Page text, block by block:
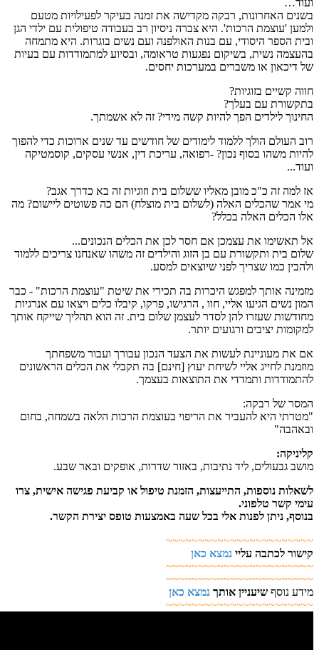
ועוד…
בשנים האחרונות, רבקה מקדישה את זמנה בעיקר לפעילויות מטעם
ולמען 'עוצמת הרכות'. היא צברה ניסיון רב בעבודה טיפולית עם ילדי הגן
ובית הספר היסודי, עם בנות האולפנה ועם נשים בוגרות. היא מתמחה
בהעצמה נשית, בשיקום נפגעות טראומה, ובסיוע למתמודדות עם בעיות
של דיכאון או משברים במערכות יחסים.
חווה קשיים בזוגיות?
בתקשורת עם בעלך?
החינוך לילדים הפך להיות קשה מידי? זה לא אשמתך.
רוב העולם הולך ללמוד לימודים של חודשים עד שנים ארוכות כדי להפוך
להיות משהו בסוף נכון? -רפואה, עריכת דין, אנשי עסקים, קוסמטיקה
ועוד...
אז למה זה כ"כ מובן מאליו ששלום בית וזוגיות זה בא כדרך אגב?
מי אמר שהכלים האלה (לשלום בית מוצלח) הם כה פשוטים ליישום? מה
אלו הכלים האלה בכלל?
אל תאשימו את עצמכן אם חסר לכן את הכלים הנכונים...
שלום בית ותקשורת עם בן הזוג והילדים זה משהו שאנחנו צריכים ללמוד
ולהבין כמו שצריך לפני שיוצאים למסע.
מזמינה אותך למפגש היכרות בה תכירי את שיטת "עוצמת הרכות" - כבר
המון נשים הגיעו אליי, חוו , הרגישו, פרקו, קיבלו כלים ויצאו עם אנרגיות
מחודשות שעזרו להן לסדר לעצמן שלום בית. זה הוא תהליך שייקח אותך
למקומות יציבים ורגועים יותר.
אם את מעוניינת לעשות את הצעד הנכון עבורך ועבור משפחתך
מוזמנת לחייג אליי לשיחת יעוץ [חינם] בה תקבלי את הכלים הראשונים
להתמודדות ותמדדי את התוצאות בעצמך.
המסר של רבקה:
"מטרתי היא להעביר את הריפוי בעוצמת הרכות הלאה בשמחה, בחום
ובאהבה"
קליניקה:
מושב גבעולים, ליד נתיבות, באזור שדרות, אופקים ובאר שבע.
לשאלות נוספות, התייעצות, הזמנת טיפול או קביעת פגישה אישית, צרו
עימי קשר טלפוני.
בנוסף, ניתן לפנות אלי בכל שעה באמצעות טופס יצירת הקשר.
~~~~~~~~~~~~~~~~~~~~~~~
קישור לכתבה עליי נמצא כאן
~~~~~~~~~~~~~~~~~~~~~~~
~~~~~~~~~~~~~~~~~~~~~~~
מידע נוסף שיעניין אותך נמצא כאן
~~~~~~~~~~~~~~~~~~~~~~~